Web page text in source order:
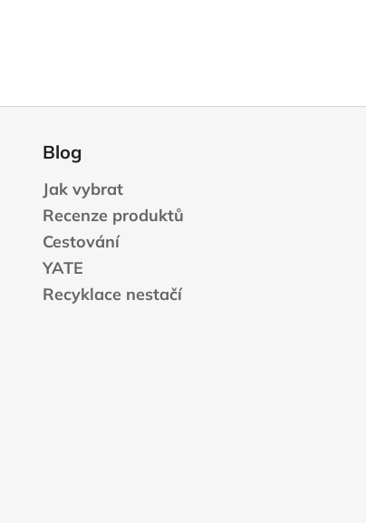
Blog
Jak vybrat
Recenze produktů
Cestování
YATE
Recyklace nestačí